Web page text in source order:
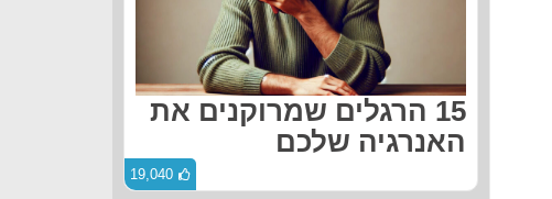
15 הרגלים שמרוקנים את
האנרגיה שלכם
19,040